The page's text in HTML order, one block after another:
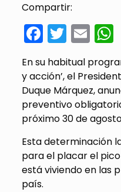
Compartir:
Facebook
Twitter
En su habitual
y acción’, el
Duque Márquez,
preventivo
próximo 30 de
Esta determinación
para el placar el
está viviendo en las
país.